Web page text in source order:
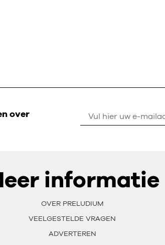
over
informatie
OVER PRELUDIUM
VEELGESTELDE VRAGEN
ADVERTEREN